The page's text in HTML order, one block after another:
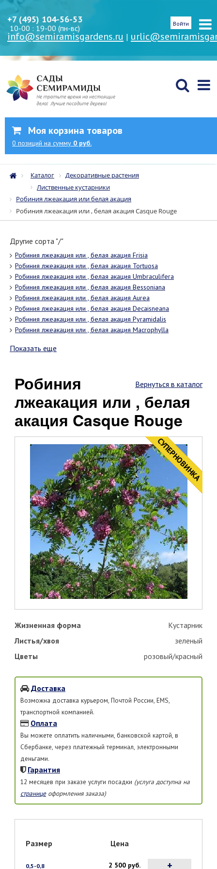
+7 (495) 104-56-53
10-00 : 19-00 (пн-вс)
info@semiramisgardens.ru |
Войти
Моя корзина товаров
0 позиций на сумму 0 руб.
Каталог
Декоративные растения
Лиственные кустарники
Робиния лжеакация или белая акация
Робиния лжеакация или , белая акация Casque Rouge
Другие сорта "/"
Робиния лжеакация или , белая акация Frisia
Робиния лжеакация или , белая акация Tortuosa
Робиния лжеакация или , белая акация Umbraculifera
Робиния лжеакация или , белая акация Bessoniana
Робиния лжеакация или , белая акация Aurea
Робиния лжеакация или , белая акация Decaisneana
Робиния лжеакация или , белая акация Pyramidalis
Робиния лжеакация или , белая акация Macrophylla
Показать еще
Вернуться в каталог
Робиния
лжеакация или , белая
акация Casque Rouge
НОВИНКА
CУПЕРНОВИНКА
Жизненная форма
Кустарник
Листья/хвоя
зеленый
Цветы
розовый/красный
Доставка
Возможна доставка курьером, Почтой России, EMS,
транспортной компанией.
Оплата
Вы можете оплатить наличными, банковской картой, в
Сбербанке, через платежный терминал, электронными
деньгами.
Гарантия
12 месяцев при заказе услуги посадки (услуга доступна на
страницеоформления заказа)
Размер Цена
0,5-0,8 2 500 руб. +